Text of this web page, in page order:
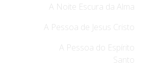
A Noite Escura da Alma
A Pessoa de Jesus Cristo
A Pessoa do Espírito
Santo